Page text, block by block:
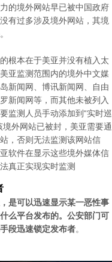
的境外网站早已被中国政府
有过多涉及境外网站，其境
根本在于美亚并没有植入太
亚监测范围内的境外中文媒
新闻网、博讯新闻网、自由
新闻网等，而其他未被列入
监测人员手动添加到“实时巡
外网站已被封，美亚需要通
，否则无法监测该网站信
软件在显示这些境外媒体信
真正实现实时监测
是可以迅速显示某一恶性事
么平台发布的。公安部门可
段迅速锁定发布者。